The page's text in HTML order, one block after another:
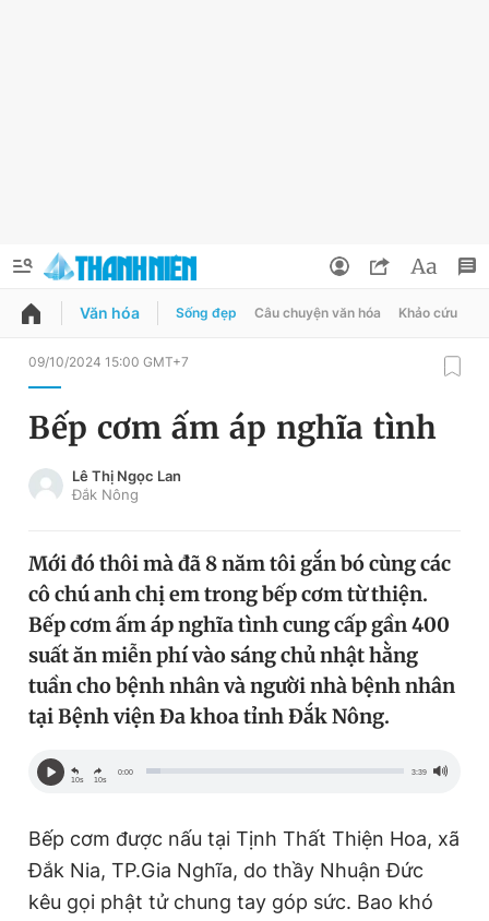
QUẢNG CÁO
Chào ngày mới Tin 24h
Tin thị trường Tin 360
Video Magazine
Sản phẩm khác
Tiện ích Bạn cần biết
Thông tin tòa soạn Liên hệ quảng cáo
Đổi mật khẩu
Tin đã lưu
Đăng xuất
Văn hóa Sống đẹp Câu chuyện văn hóa Khảo cứu
09/10/2024 15:00 GMT+7
Bếp cơm ấm áp nghĩa tình
Lê Thị Ngọc Lan
Đắk Nông
Mới đó thôi mà đã 8 năm tôi gắn bó cùng các
cô chú anh chị em trong bếp cơm từ thiện.
Bếp cơm ấm áp nghĩa tình cung cấp gần 400
suất ăn miễn phí vào sáng chủ nhật hằng
tuần cho bệnh nhân và người nhà bệnh nhân
tại Bệnh viện Đa khoa tỉnh Đắk Nông.
10s 10s
0:00 3:39
Bếp cơm được nấu tại Tịnh Thất Thiện Hoa, xã
Đắk Nia, TP.Gia Nghĩa, do thầy Nhuận Đức
kêu gọi phật tử chung tay góp sức. Bao khó